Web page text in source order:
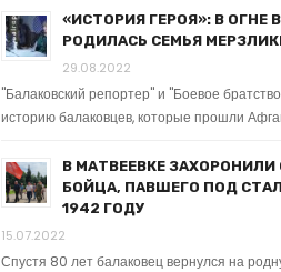
«ИСТОРИЯ ГЕРОЯ»: В ОГНЕ
РОДИЛАСЬ СЕМЬЯ
29.08.2022
"Балаковский репортер" и "Боевое
историю балаковцев, которые прошли
В МАТВЕЕВКЕ
БОЙЦА, ПАВШЕГО ПОД
1942 ГОДУ
15.07.2022
Спустя 80 лет балаковец вернулся на